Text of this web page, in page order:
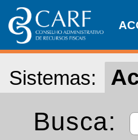
Sistemas:
Busca: